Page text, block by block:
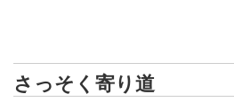
さっそく寄り道